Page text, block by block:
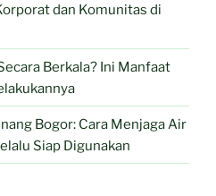
dan Komunitas di
Berkala? Ini Manfaat
Bogor: Cara Menjaga Air
Siap Digunakan